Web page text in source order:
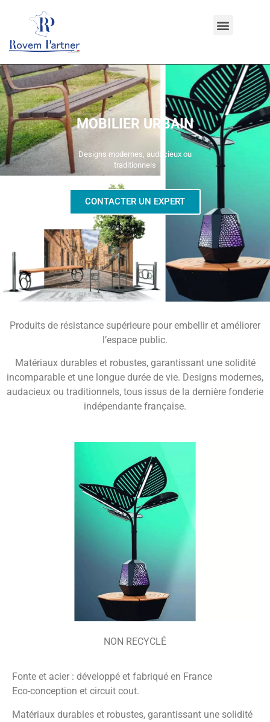
MOBILIER URBAIN
Designs modernes, audacieux ou
traditionnels
CONTACTER UN EXPERT
Produits de résistance supérieure pour embellir et améliorer
l’espace public.
Matériaux durables et robustes, garantissant une solidité
incomparable et une longue durée de vie. Designs modernes,
audacieux ou traditionnels, tous issus de la dernière fonderie
indépendante française.
NON RECYCLÉ
Fonte et acier : développé et fabriqué en France
Eco-conception et circuit cout.
Matériaux durables et robustes, garantissant une solidité